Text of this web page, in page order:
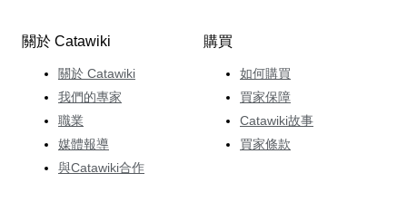
關於 Catawiki
關於 Catawiki
我們的專家
職業
媒體報導
與Catawiki合作
購買
如何購買
買家保障
Catawiki故事
買家條款